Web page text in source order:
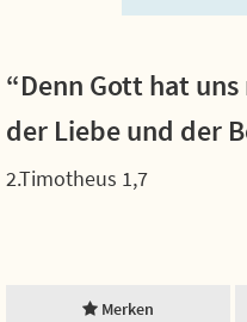
“Denn Gott hat
der Liebe und der
2.Timotheus 1,7
Merken